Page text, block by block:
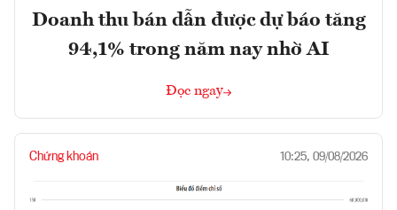
Doanh thu bán dẫn được dự báo tăng
94,1% trong năm nay nhờ AI
Đọc ngay
Chứng khoán 10:25, 09/08/2026